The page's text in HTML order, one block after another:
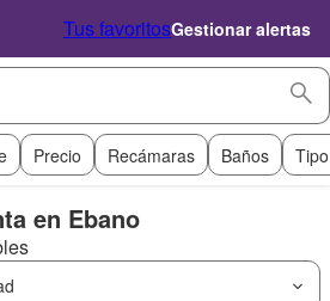
Tus favoritosGestionar alertas
Precio Recámaras Baños
en Ebano